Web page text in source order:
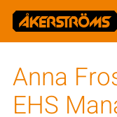
Anna
EHS